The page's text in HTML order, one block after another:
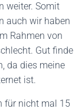
weiter. Somit
auch wir haben
Rahmen von
Gut finde
da dies meine
ist.
für nicht mal 15